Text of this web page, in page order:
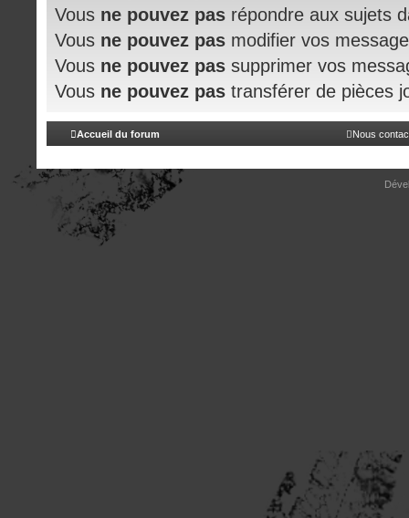
Vous ne pouvez pas répondre aux sujets
Vous ne pouvez pas modifier vos
Vous ne pouvez pas supprimer vos
Vous ne pouvez pas transférer de pièces
Accueil du forum Nous